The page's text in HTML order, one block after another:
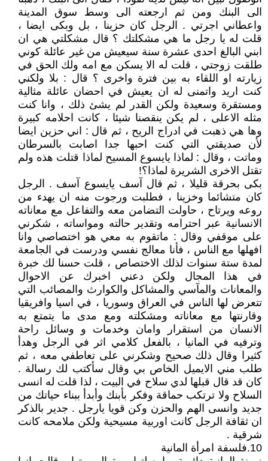
الى البنك ومن ثم ارجعته الى وسط سوق المدينة
واعطاني اجرتي . الرجل كان حزينا ، بل وبكى ايضا ،
قلت له يا رجل ما هي مشكلتك ؟ قال مشكلتي هي ان
ابني البالغ احدى عشرة سنة سيعيش من غير عائلة كوني
طلقت زوجتي ، قلت له الا يسكن مع امه ولك الحق في
زيارته او اللقاء به بين فترة واخرى ؟ قال : بلا ولكني
كنت اريد واتمنى له ان يعيش في احضان عائلة مثالية
ومستقرة وسعيدة ولكن القدر لم يشئ ذلك ، وانا كنت
مثله الاعلى ، لم يكن ينقصنا شيئا ، كانت احلامه كبيرة
وها هي ذهبت في ادراج الريح ، ثم قال : اني حزين ايضا
لأن صديقتي التي كنت احبها جدا اصابت بالسرطان
وماتت ، وقال : لماذا يايسوع المسيح لماذا قتلت هذه ولم
تقتل الاخرى الشريرة لماذا؟!
بكى بحرقة قليلا ، ثم قال آسف يايسوع آسف . الرجل
كان متشائما وخزينا ، فطلبت ورجوت منه ان يهدء من
روعه ويرتاح ، حاولت التضامن معه والتفاعل مع معاناته
الانسانية عبر احترامه وتقدير حالته ومواساته ، شكرني
على موقفي وقال : ماتقوم به معي هو اختصاصي وانا
افهلها مع الناس ، فأنا معالج نفسي ودرست في الجامعة
لمدة ستة سنوات لذلك الاختصاص ، قلت حسنا لك خبرة
في هذا المجال ولكن دعني اخبرك عن الاحوال
والمعانات والمآسي والمشاكل والكوارث والمصائب التي
تتعرض لها الناس في العراق وسوريا ، في اسيا وافريقيا
وقارنتها مع معاناته ومشكلته ومع مدى ما يتمتع به
الانسان من استقرار وامان وخدمات و وسائل راحة
وترفيه في المانيا ، بالفعل كلامي اثر في الرجل وهدأ
كثيرا وقال ذلك صحيح وشكرني على تعاطفي معه ، ثم
طلب مني الايميل الخاص بي وقال سأكتب لك رسالة .
كان قد قال قبلها لدي سلاح في البيت ، لذا قلت له انسى
السلاح ولا ترتكب حماقة وفكر بأبنك وأبدأ ببناء حياتك من
جديد وانسى الهم والحزن وكن قويا يارجل . جدير بالذكر
ان ثقافة الرجل كانت اوربية مسيحية ولكن ملامحه كانت
شرقية .
10.فلسفة امرأة المانية